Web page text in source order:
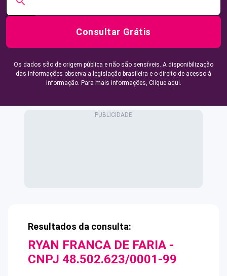
Consultar Grátis
Os dados são de origem pública e não são sensíveis. A disponibilização
das informações observa a legislação brasileira e o direito de acesso à
informação. Para mais informações, Clique aqui.
Resultados da consulta:
RYAN FRANCA DE FARIA -
CNPJ 48.502.623/0001-99